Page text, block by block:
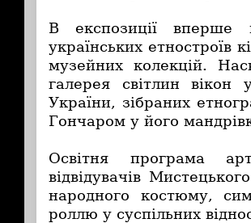
В експозиції вперше
українських етностроїв
музейних колекцій.
галерея світлин вікон
України, зібраних
Гончаром у його
Освітня програма
відвідувачів
народного костюму,
роллю у суспільних